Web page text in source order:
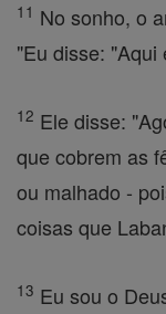
11 No sonho, o
"Eu disse: "Aqui
12 Ele disse:
que cobrem as
ou malhado -
coisas que
13 Eu sou o